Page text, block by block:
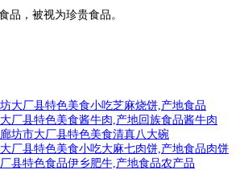
品，被视为珍贵食品。
大厂县特色美食小吃芝麻烧饼,产地食品
厂县特色美食酱牛肉,产地回族食品酱牛肉
坊市大厂县特色美食清真八大碗
厂县特色美食小吃大麻七肉饼,产地食品肉饼
县特色食品伊乡肥牛,产地食品农产品